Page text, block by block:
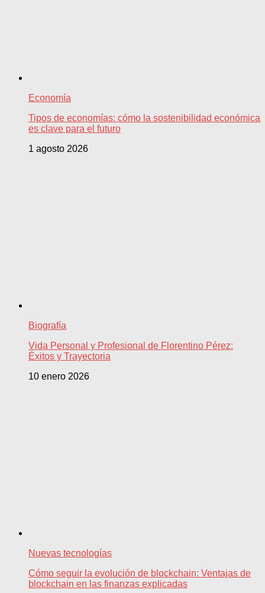
Economía
Tipos de economías: cómo la sostenibilidad económica
es clave para el futuro
1 agosto 2026
Biografía
Vida Personal y Profesional de Florentino Pérez:
Éxitos y Trayectoria
10 enero 2026
Nuevas tecnologías
Cómo seguir la evolución de blockchain: Ventajas de
blockchain en las finanzas explicadas